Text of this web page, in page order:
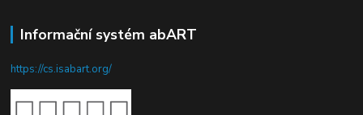
Informační systém abART
https://cs.isabart.org/